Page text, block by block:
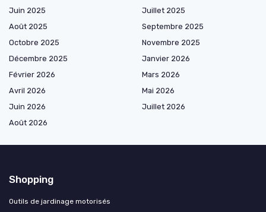
Juin 2025
Juillet 2025
Août 2025
Septembre 2025
Octobre 2025
Novembre 2025
Décembre 2025
Janvier 2026
Février 2026
Mars 2026
Avril 2026
Mai 2026
Juin 2026
Juillet 2026
Août 2026
Shopping
Outils de jardinage motorisés